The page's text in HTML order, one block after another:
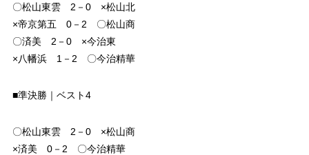
〇松山東雲 2－0 ×松山北
×帝京第五 0－2 〇松山商
〇済美 2－0 ×今治東
×八幡浜 1－2 〇今治精華
■準決勝｜ベスト4
〇松山東雲 2－0 ×松山商
×済美 0－2 〇今治精華